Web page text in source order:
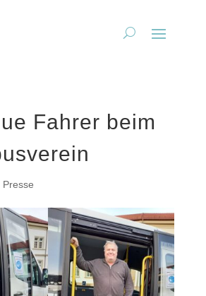
Fahrer beim
Presse